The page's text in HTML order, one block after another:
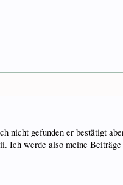
nicht gefunden er bestätigt
Ich werde also meine